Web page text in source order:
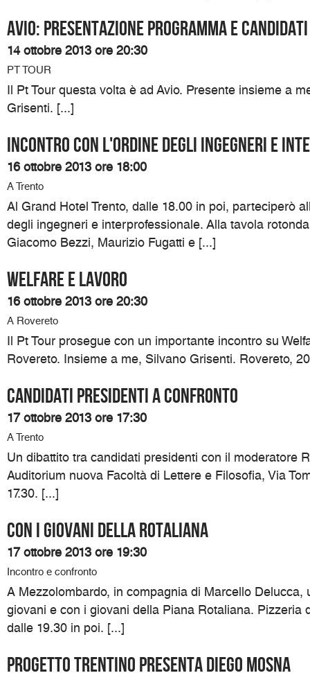
Avio: presentazione programma e candidati
14 ottobre 2013 ore 20:30
PT TOUR
Il Pt Tour questa volta è ad Avio. Presente insieme a
Grisenti. [...]
Incontro con l'ordine degli ingegneri e
16 ottobre 2013 ore 18:00
A Trento
Al Grand Hotel Trento, dalle 18.00 in poi, parteciperò
degli ingegneri e interprofessionale. Alla tavola
Giacomo Bezzi, Maurizio Fugatti e [...]
Welfare e lavoro
16 ottobre 2013 ore 20:30
A Rovereto
Il Pt Tour prosegue con un importante incontro su
Rovereto. Insieme a me, Silvano Grisenti. Rovereto,
Candidati presidenti a confronto
17 ottobre 2013 ore 17:30
A Trento
Un dibattito tra candidati presidenti con il moderatore
Auditorium nuova Facoltà di Lettere e Filosofia, Via
17.30. [...]
Con i giovani della Rotaliana
17 ottobre 2013 ore 19:30
Incontro e confronto
A Mezzolombardo, in compagnia di Marcello Delucca,
giovani e con i giovani della Piana Rotaliana. Pizzeria
dalle 19.30 in poi. [...]
Progetto Trentino presenta Diego Mosna